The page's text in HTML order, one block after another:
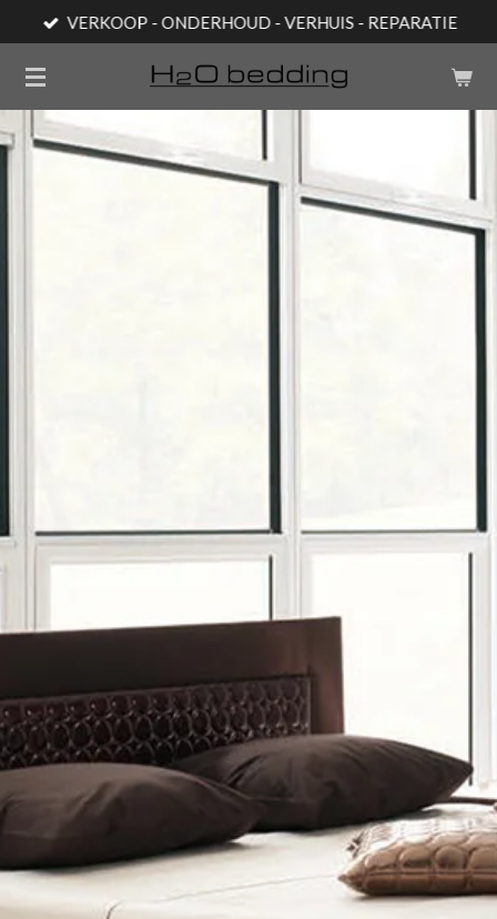
direct
naar
hoofdinhoud
VERKOOP - ONDERHOUD - VERHUIS - REPARATIE